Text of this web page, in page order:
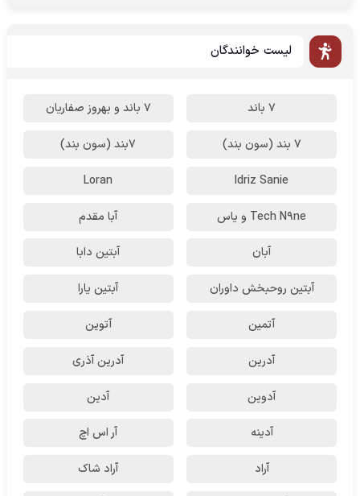
لیست خوانندگان
7 باند 7 باند و بهروز صفاریان
7 بند (سون بند) ۷بند (سون بند)
Idriz Sanie
Loran
Tech N9ne و یاس آبا مقدم
آبان آبتین دابا
آبتین روحبخش داوران آبتین یارا
آتمین آتوین
آدرین آدرین آذری
آدوین آدین
آدینه آر اس اچ
آراد آراد شاک